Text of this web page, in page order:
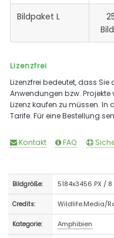
Bildpaket L
Lizenzfrei
Lizenzfrei bedeutet, dass
Anwendungen bzw.
Lizenz kaufen zu müssen. In
Tarife. Für eine Bestellung
Kontakt FAQ
Bildgröße: 5184x3456 PX / 8
Credits: Wildlife.Media/
Kategorie: Amphibien